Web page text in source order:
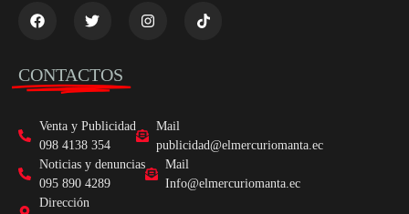
CONTACTOS
Venta y Publicidad
098 4138 354
Mail
publicidad@elmercuriomanta.ec
Noticias y denuncias
095 890 4289
Mail
Info@elmercuriomanta.ec
Dirección